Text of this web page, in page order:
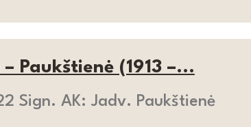
Paukštienė (1913 –...
Sign. AK: Jadv. Paukštienė